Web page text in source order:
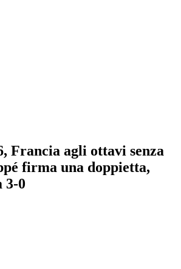
Francia agli ottavi senza
firma una doppietta,
3-0